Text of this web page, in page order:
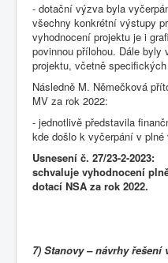
- dotační výzva byla
všechny konkrétní výstupy
vyhodnocení projektu je i
povinnou přílohou. Dále
projektu, včetně
Následně M. Němečková
MV za rok 2022:
- jednotlivě představila
kde došlo k vyčerpání v plné
Usnesení č. 27/23-2-
schvaluje vyhodnocení
dotací NSA za rok 2022.
7) Stanovy – návrhy